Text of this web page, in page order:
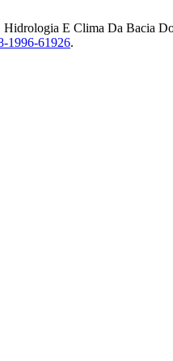
Hidrologia E Clima Da Bacia
1996-61926.